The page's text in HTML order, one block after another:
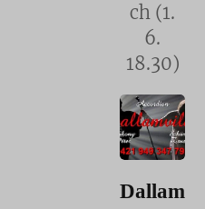
ch (1.
6.
18.30)
Dallam